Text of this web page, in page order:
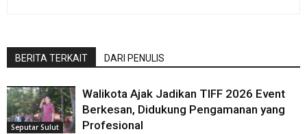
BERITA TERKAIT DARI PENULIS
Seputar Sulut
Walikota Ajak Jadikan TIFF 2026 Event
Berkesan, Didukung Pengamanan yang
Profesional